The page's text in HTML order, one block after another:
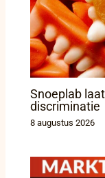
Snoeplab
discriminatie
8 augustus 2026